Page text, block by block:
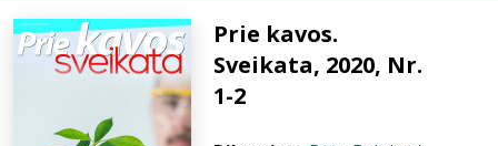
Prie kavos.
Sveikata, 2020, Nr.
1-2